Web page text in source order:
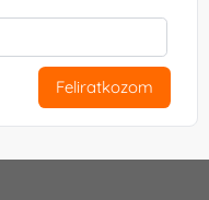
Feliratkozom